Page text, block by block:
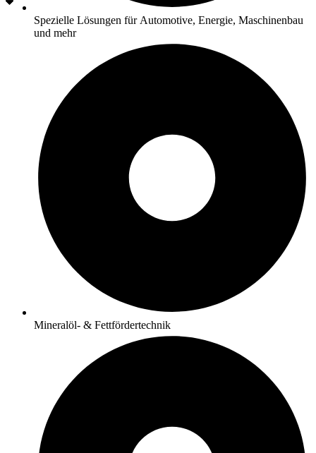
Spezielle Lösungen für Automotive, Energie, Maschinenbau
und mehr
Mineralöl- & Fettfördertechnik